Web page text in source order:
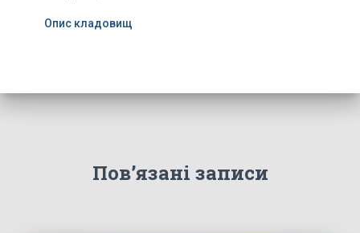
Опис кладовищ
Пов’язані записи